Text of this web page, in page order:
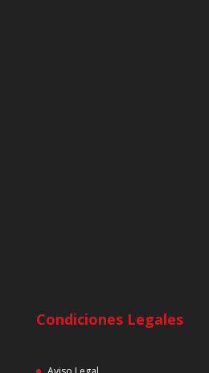
Condiciones Legales